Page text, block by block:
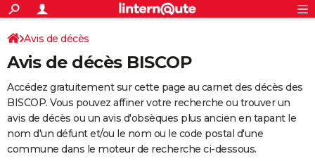
ACTUALITÉS
Politique
Société
Faits Divers
Education
Monde
Villes
+
SPORT
Coupe du monde 2026
Football
Tennis
Cyclisme
Rugby
Forum
Programme TV
TNT
Streaming
Cinéma
Sorties cinéma
Musique
+
FINANCE
Retraite
Epargne
Immobilier
Risques naturels par ville
Banque
Assurance
AUTO
Essais
Réserver un essai
Citadines
Berlines
SUV
Forum auto
+
Avis de décès
Avis de décès BISCOP
Accédez gratuitement sur cette page au carnet des décès des
BISCOP. Vous pouvez affiner votre recherche ou trouver un
avis de décès ou un avis d'obsèques plus ancien en tapant le
nom d'un défunt et/ou le nom ou le code postal d'une
commune dans le moteur de recherche ci-dessous.